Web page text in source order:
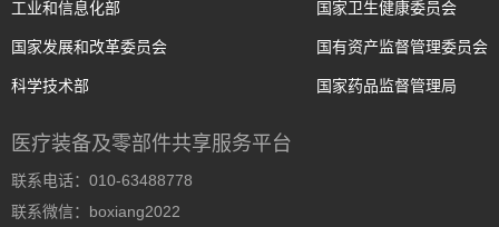
工业和信息化部
国家发展和改革委员会
科学技术部
国家卫生健康委员会
国有资产监督管理委员会
国家药品监督管理局
医疗装备及零部件共享服务平台
联系电话：010-63488778
联系微信：boxiang2022